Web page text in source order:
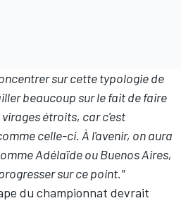
sur cette typologie de
beaucoup sur le fait de faire
étroits, car c'est
celle-ci. À l'avenir, on aura
Adélaïde ou Buenos Aires,
sur ce point."
du championnat devrait